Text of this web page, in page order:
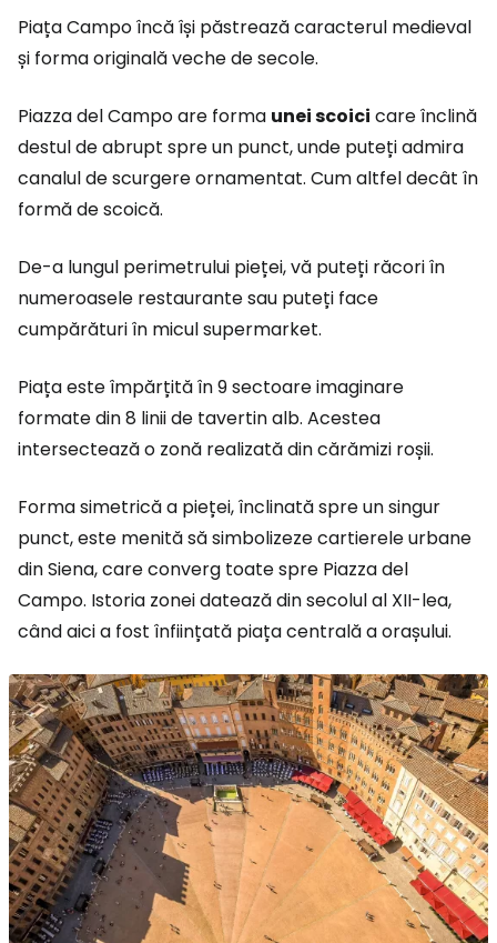
Piața Campo încă își păstrează caracterul medieval
și forma originală veche de secole.
Piazza del Campo are forma unei scoici care înclină
destul de abrupt spre un punct, unde puteți admira
canalul de scurgere ornamentat. Cum altfel decât în
formă de scoică.
De-a lungul perimetrului pieței, vă puteți răcori în
numeroasele restaurante sau puteți face
cumpărături în micul supermarket.
Piața este împărțită în 9 sectoare imaginare
formate din 8 linii de tavertin alb. Acestea
intersectează o zonă realizată din cărămizi roșii.
Forma simetrică a pieței, înclinată spre un singur
punct, este menită să simbolizeze cartierele urbane
din Siena, care converg toate spre Piazza del
Campo. Istoria zonei datează din secolul al XII-lea,
când aici a fost înființată piața centrală a orașului.